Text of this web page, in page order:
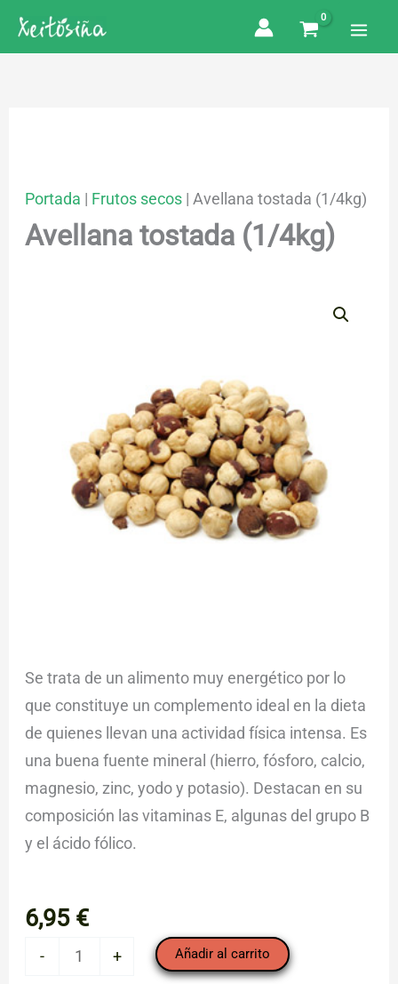
Portada | Frutos secos| Avellana tostada (1/4kg)
Avellana tostada (1/4kg)
Se trata de un alimento muy energético por lo
que constituye un complemento ideal en la dieta
de quienes llevan una actividad física intensa. Es
una buena fuente mineral (hierro, fósforo, calcio,
magnesio, zinc, yodo y potasio). Destacan en su
composición las vitaminas E, algunas del grupo B
y el ácido fólico.
6,95 €
-
Avellana
+ Añadir al carrito